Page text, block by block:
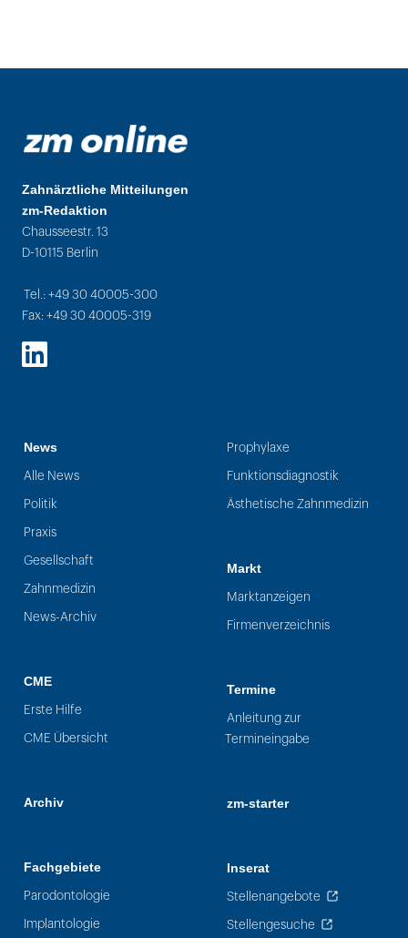
Zahnärztliche Mitteilungen
zm-Redaktion
Chausseestr. 13
D-10115 Berlin
Tel.: +49 30 40005-300
Fax: +49 30 40005-319
LinkedIn
News
Alle News
Politik
Praxis
Gesellschaft
Zahnmedizin
News-Archiv
CME
Erste Hilfe
CME Übersicht
Archiv
Fachgebiete
Parodontologie
Implantologie
Prophylaxe
Funktionsdiagnostik
Ästhetische Zahnmedizin
Markt
Marktanzeigen
Firmenverzeichnis
Termine
Anleitung zur
Termineingabe
zm-starter
Inserat
Stellenangebote
Stellengesuche